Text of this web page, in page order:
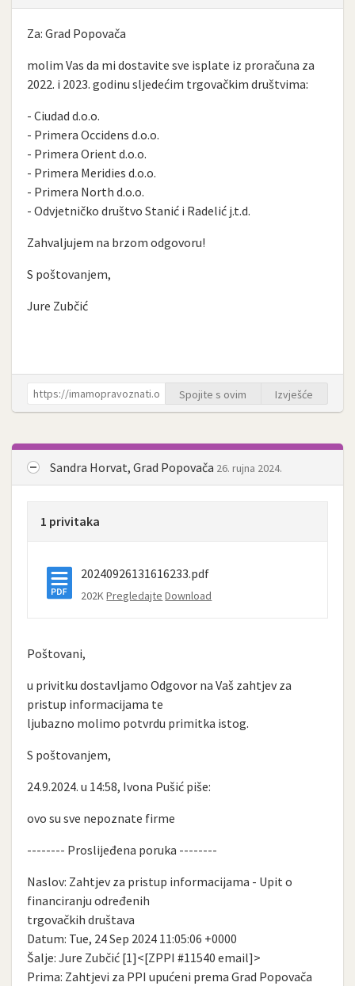
Za: Grad Popovača
molim Vas da mi dostavite sve isplate iz proračuna za
2022. i 2023. godinu sljedećim trgovačkim društvima:
- Ciudad d.o.o.
- Primera Occidens d.o.o.
- Primera Orient d.o.o.
- Primera Meridies d.o.o.
- Primera North d.o.o.
- Odvjetničko društvo Stanić i Radelić j.t.d.
Zahvaljujem na brzom odgovoru!
S poštovanjem,
Jure Zubčić
Spojite s ovim Izvješće
Sandra Horvat, Grad Popovača 26. rujna 2024.
1 privitaka
20240926131616233.pdf
202KPregledajte Download
Poštovani,
u privitku dostavljamo Odgovor na Vaš zahtjev za
pristup informacijama te
ljubazno molimo potvrdu primitka istog.
S poštovanjem,
24.9.2024. u 14:58, Ivona Pušić piše:
ovo su sve nepoznate firme
-------- Proslijeđena poruka --------
Naslov: Zahtjev za pristup informacijama - Upit o
financiranju određenih
trgovačkih društava
Datum: Tue, 24 Sep 2024 11:05:06 +0000
Šalje: Jure Zubčić [1]<[ZPPI #11540 email]>
Prima: Zahtjevi za PPI upućeni prema Grad Popovača